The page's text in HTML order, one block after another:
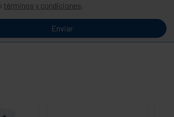
términos y condiciones.
Enviar